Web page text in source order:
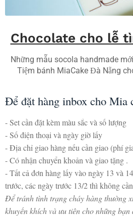
Chocolate cho lễ
Những mẫu socola handmade
Tiệm bánh MiaCake Đà Nẵng
Để đặt hàng inbox cho Mia
- Set cần đặt kèm màu sắc và số lượng
- Số điện thoại và ngày giờ lấy
- Địa chỉ giao hàng nếu cần giao (phí
- Có nhận chuyển khoản và giao tặng .
- Tất cả đơn hàng lấy vào ngày 13 và
trước, các ngày trước 13/2 thì không
Để tránh tình trạng cháy hàng thường
khuyến khích và ưu tiên cho những bạn